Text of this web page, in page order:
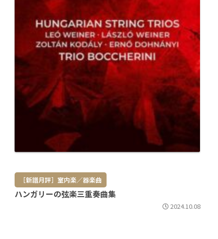
［新譜月評］室内楽／器楽曲
ハンガリーの弦楽三重奏曲集
2024.10.08